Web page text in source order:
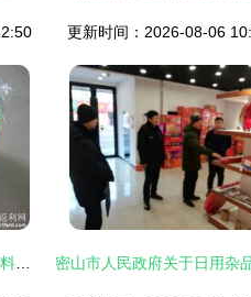
更新时间：2026-08-06